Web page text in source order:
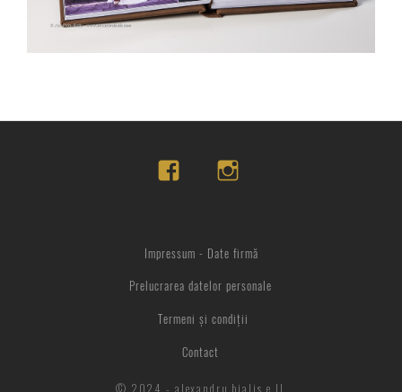
Prelucrarea datelor personale
Impressum - Date firmă
© 2024 - alexandru bialis e.U
Contact
Termeni și condiții